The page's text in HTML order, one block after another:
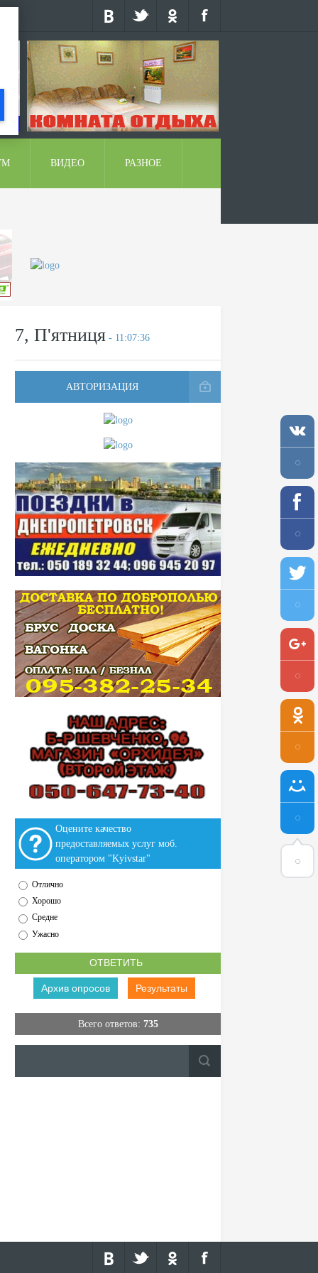
ВИДЕО РАЗНОЕ
7, П'ятниця - 11:07:36
АВТОРИЗАЦИЯ
Оцените качество
предоставляемых услуг моб.
оператором "Kyivstar"
Отлично
Хорошо
Средне
Ужасно
Архив опросов Результаты
Всего ответов: 735